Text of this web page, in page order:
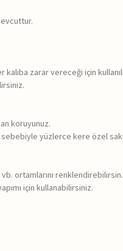
zarar vereceği için
koruyunuz.
sebebiyle yüzlerce kere özel
ortamlarını renklendirebilirsin.
için kullanabilirsiniz.